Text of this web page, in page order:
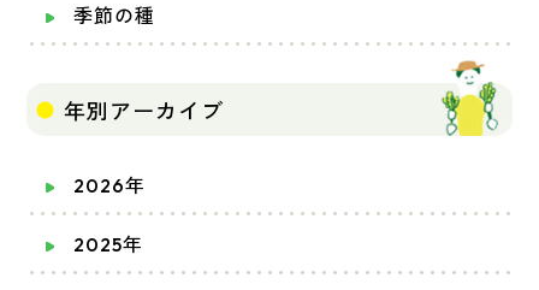
季節の種
年別アーカイブ
2026年
2025年